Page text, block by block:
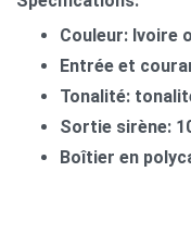
Couleur: Ivoire
Entrée et
Tonalité:
Sortie sirène:
Boîtier en